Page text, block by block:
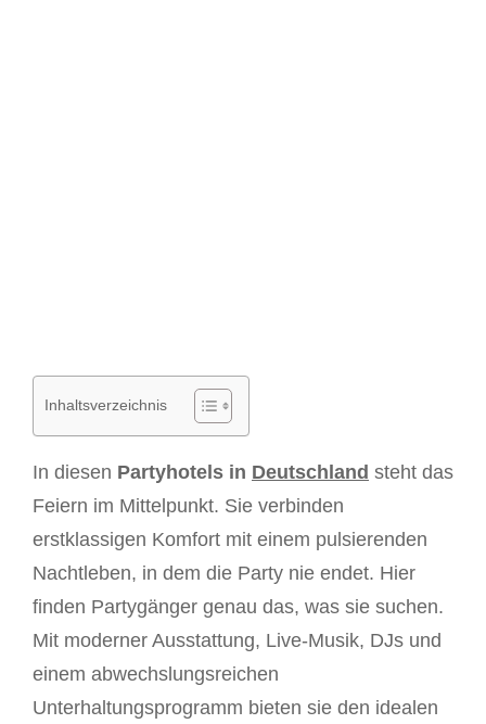
Inhaltsverzeichnis
In diesen Partyhotels in Deutschland steht das
Feiern im Mittelpunkt. Sie verbinden
erstklassigen Komfort mit einem pulsierenden
Nachtleben, in dem die Party nie endet. Hier
finden Partygänger genau das, was sie suchen.
Mit moderner Ausstattung, Live-Musik, DJs und
einem abwechslungsreichen
Unterhaltungsprogramm bieten sie den idealen